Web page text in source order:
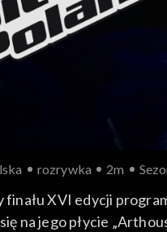
rozrywka 2m
finału XVI edycji
na jego płycie